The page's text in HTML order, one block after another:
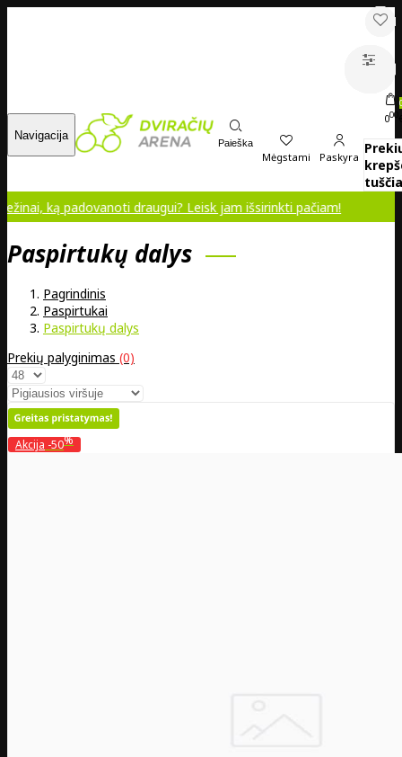
Navigacija
Paieška
Mėgstami Paskyra
000
padovanoti draugui? Leisk jam išsirinkti pačiam!
Paspirtukų dalys
Pagrindinis
Paspirtukai
Paspirtukų dalys
Prekių palyginimas (0)
Akcija -50%